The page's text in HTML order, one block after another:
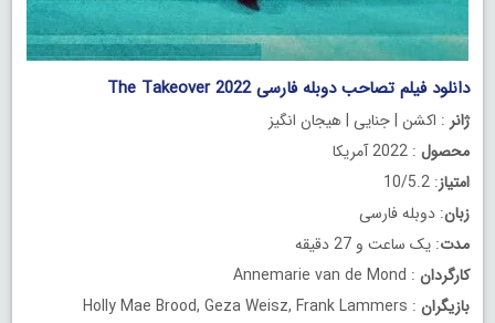
دانلود فیلم تصاحب دوبله فارسی The Takeover 2022
ژانر : اکشن | جنایی | هیجان انگیز
محصول : 2022 آمریکا
امتیاز: 10/5.2
زبان: دوبله فارسی
مدت: یک ساعت و 27 دقیقه
کارگردان : Annemarie van de Mond
بازیگران : Holly Mae Brood, Geza Weisz, Frank Lammers